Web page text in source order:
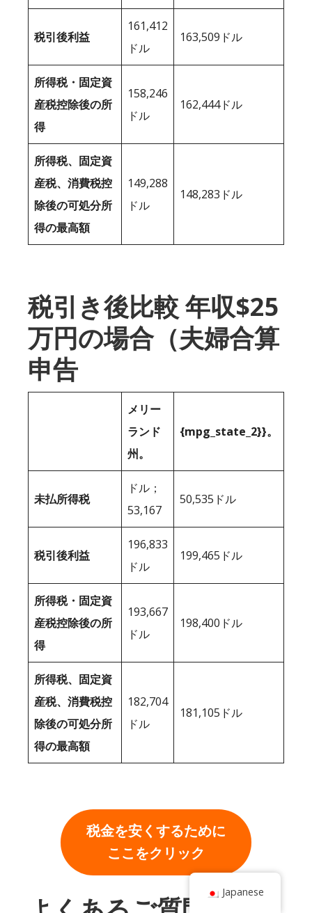
税引後利益
161,412
ドル
163,509ドル
所得税・固定資
産税控除後の所
得
158,246
ドル
162,444ドル
所得税、固定資
産税、消費税控
除後の可処分所
得の最高額
149,288
ドル
148,283ドル
税引き後比較 年収$25
万円の場合（夫婦合算
申告
メリー
ランド
州。
{mpg_state_2}}。
未払所得税
ドル；
53,167
50,535ドル
税引後利益
196,833
ドル
199,465ドル
所得税・固定資
産税控除後の所
得
193,667
ドル
198,400ドル
所得税、固定資
産税、消費税控
除後の可処分所
得の最高額
182,704
ドル
181,105ドル
税金を安くするために
ここをクリック
Japanese